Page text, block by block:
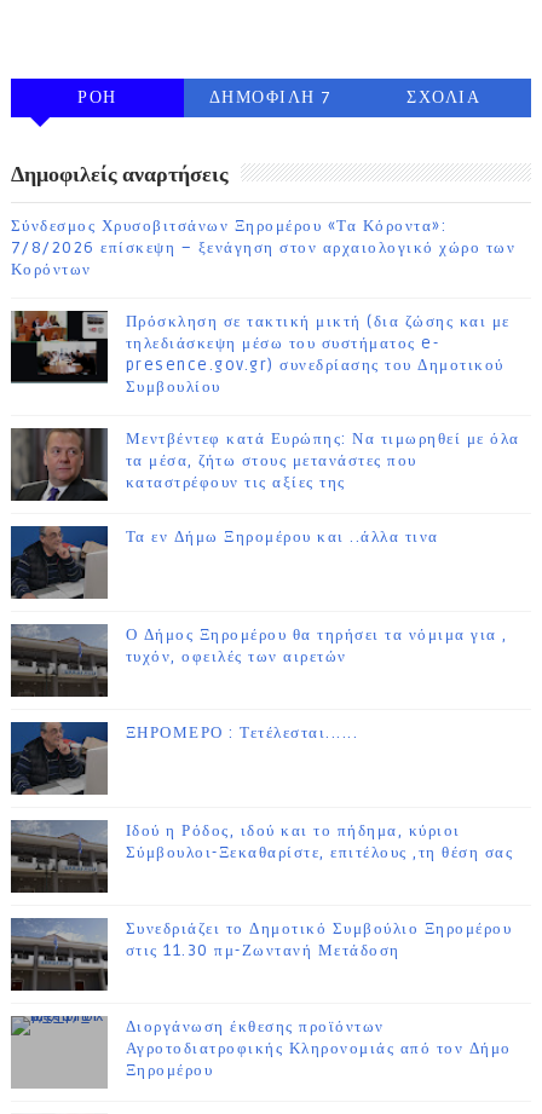
ΡΟΗ
ΔΗΜΟΦΙΛΗ 7
ΣΧΟΛΙΑ
Δημοφιλείς αναρτήσεις
Σύνδεσμος Χρυσοβιτσάνων Ξηρομέρου «Τα Κόροντα»:
7/8/2026 επίσκεψη – ξενάγηση στον αρχαιολογικό χώρο των
Κορόντων
Πρόσκληση σε τακτική μικτή (δια ζώσης και με
τηλεδιάσκεψη μέσω του συστήματος e-
presence.gov.gr) συνεδρίασης του Δημοτικού
Συμβουλίου
Μεντβέντεφ κατά Ευρώπης: Να τιμωρηθεί με όλα
τα μέσα, ζήτω στους μετανάστες που
καταστρέφουν τις αξίες της
Τα εν Δήμω Ξηρομέρου και ..άλλα τινα
Ο Δήμος Ξηρομέρου θα τηρήσει τα νόμιμα για ,
τυχόν, οφειλές των αιρετών
ΞΗΡΟΜΕΡΟ : Τετέλεσται......
Ιδού η Ρόδος, ιδού και το πήδημα, κύριοι
Σύμβουλοι-Ξεκαθαρίστε, επιτέλους ,τη θέση σας
Συνεδριάζει το Δημοτικό Συμβούλιο Ξηρομέρου
στις 11.30 πμ-Ζωντανή Μετάδοση
Διοργάνωση έκθεσης προϊόντων
Αγροτοδιατροφικής Κληρονομιάς από τον Δήμο
Ξηρομέρου